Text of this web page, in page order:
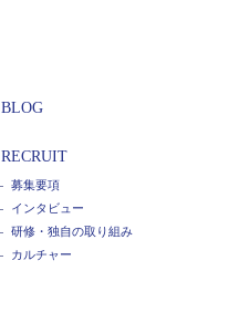
BLOG
RECRUIT
募集要項
インタビュー
研修・独自の取り組み
カルチャー